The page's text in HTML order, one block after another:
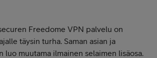
Freedome VPN palvelu on
täysin turha. Saman asian ja
luo muutama ilmainen selaimen lisäosa.